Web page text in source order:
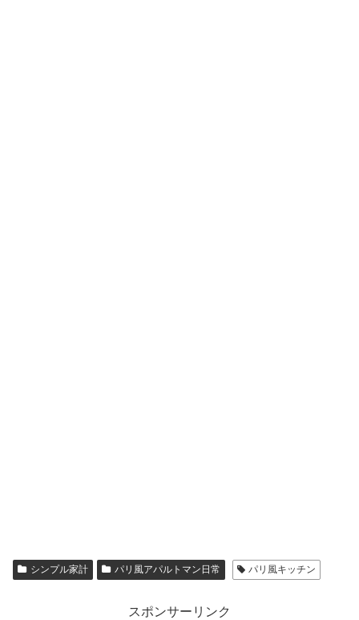
シンプル家計 パリ風アパルトマン日常 パリ風キッチン
スポンサーリンク